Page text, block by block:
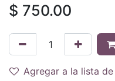
$ 750.00
Agregar a la lista